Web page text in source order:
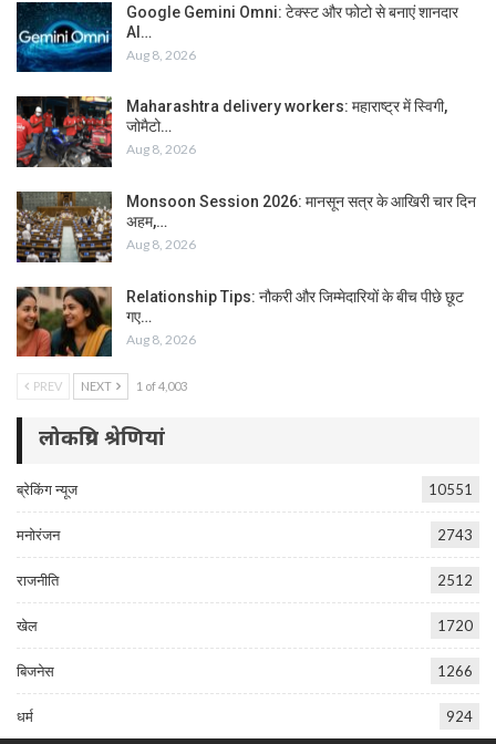
Google Gemini Omni: टेक्स्ट और फोटो से बनाएं शानदार
AI…
Aug 8, 2026
Maharashtra delivery workers: महाराष्ट्र में स्विगी,
जोमैटो…
Aug 8, 2026
Monsoon Session 2026: मानसून सत्र के आखिरी चार दिन
अहम,…
Aug 8, 2026
Relationship Tips: नौकरी और जिम्मेदारियों के बीच पीछे छूट
गए…
Aug 8, 2026
PREV NEXT 1 of 4,003
लोकप्रिय श्रेणियां
ब्रेकिंग न्यूज 10551
मनोरंजन 2743
राजनीति 2512
खेल 1720
बिजनेस 1266
धर्म 924